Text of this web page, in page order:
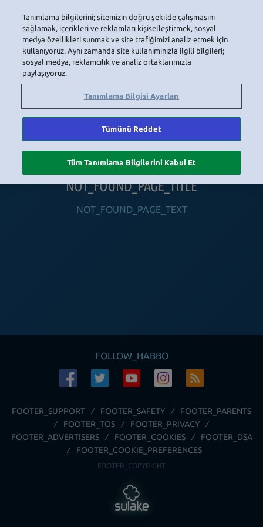
NAVIGATION_COMMUNITY
NOT_FOUND_PAGE_TITLE
NOT_FOUND_PAGE_TEXT
FOLLOW_HABBO
FOOTER_SUPPORT FOOTER_SAFETY
FOOTER_PARENTS
FOOTER_TOS
FOOTER_PRIVACY
FOOTER_ADVERTISERS
FOOTER_COOKIES
FOOTER_DSA
FOOTER_COOKIE_PREFERENCES
FOOTER_COPYRIGHT
Tanımlama bilgilerini; sitemizin doğru şekilde çalışmasını
sağlamak, içerikleri ve reklamları kişiselleştirmek, sosyal
medya özellikleri sunmak ve site trafiğimizi analiz etmek için
kullanıyoruz. Aynı zamanda site kullanımınızla ilgili bilgileri;
sosyal medya, reklamcılık ve analiz ortaklarımızla
paylaşıyoruz.
Tanımlama Bilgisi Ayarları
Tümünü Reddet
Tüm Tanımlama Bilgilerini Kabul Et